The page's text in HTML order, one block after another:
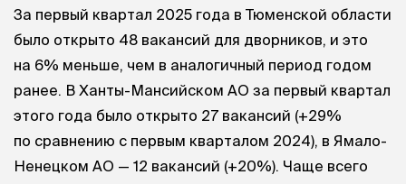
За первый квартал 2025 года в Тюменской области
было открыто 48 вакансий для дворников, и это
на 6% меньше, чем в аналогичный период годом
ранее. В Ханты-Мансийском АО за первый квартал
этого года было открыто 27 вакансий (+29%
по сравнению с первым кварталом 2024), в Ямало-
Ненецком АО — 12 вакансий (+20%). Чаще всего